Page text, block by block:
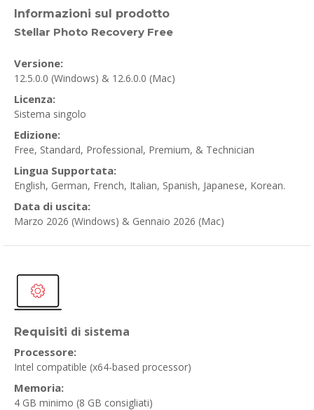
Informazioni sul prodotto
Stellar Photo Recovery Free
Versione:
12.5.0.0 (Windows) & 12.6.0.0 (Mac)
Licenza:
Sistema singolo
Edizione:
Free, Standard, Professional, Premium, & Technician
Lingua Supportata:
English, German, French, Italian, Spanish, Japanese, Korean.
Data di uscita:
Marzo 2026 (Windows) & Gennaio 2026 (Mac)
Requisiti di sistema
Processore:
Intel compatible (x64-based processor)
Memoria:
4 GB minimo (8 GB consigliati)